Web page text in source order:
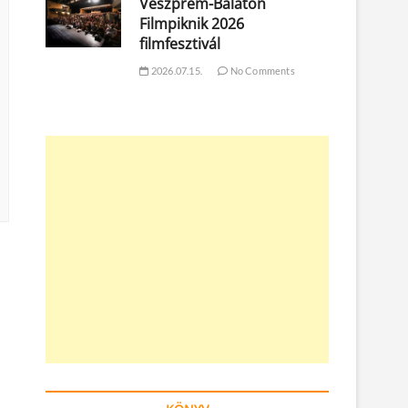
Filmpiknik 2026
filmfesztivál
2026.07.15. No Comments